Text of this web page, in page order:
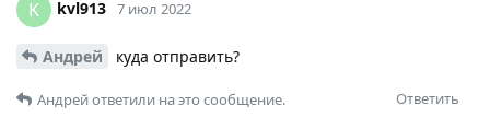
K kvl913 7 июл 2022
Андрей куда отправить?
Ответить
Андрейответили на это сообщение.